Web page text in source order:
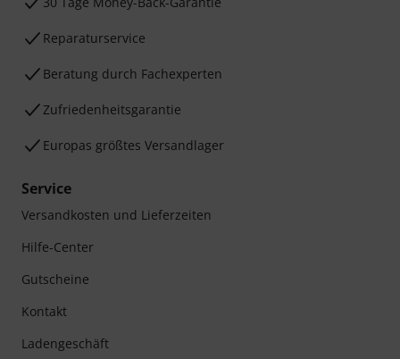
Reparaturservice
Beratung durch Fachexperten
Zufriedenheitsgarantie
Europas größtes Versandlager
Service
Versandkosten und Lieferzeiten
Hilfe-Center
Gutscheine
Kontakt
Ladengeschäft